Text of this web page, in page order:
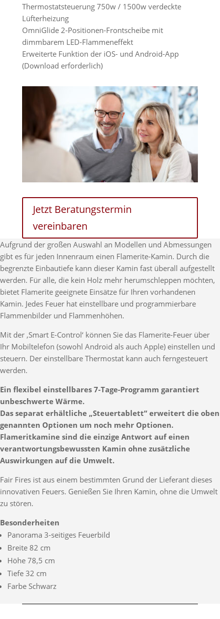
Thermostatsteuerung 750w / 1500w verdeckte
Lüfterheizung
OmniGlide 2-Positionen-Frontscheibe mit
dimmbarem LED-Flammeneffekt
Erweiterte Funktion der iOS- und Android-App
(Download erforderlich)
Jetzt Beratungstermin
vereinbaren
Aufgrund der großen Auswahl an Modellen und Abmessungen
gibt es für jeden Innenraum einen Flamerite-Kamin. Durch die
begrenzte Einbautiefe kann dieser Kamin fast überall aufgestellt
werden. Für alle, die kein Holz mehr herumschleppen möchten,
bietet Flamerite geeignete Einsätze für Ihren vorhandenen
Kamin. Jedes Feuer hat einstellbare und programmierbare
Flammenbilder und Flammenhöhen.
Mit der ‚Smart E-Control‘ können Sie das Flamerite-Feuer über
Ihr Mobiltelefon (sowohl Android als auch Apple) einstellen und
steuern. Der einstellbare Thermostat kann auch ferngesteuert
werden.
Ein flexibel einstellbares 7-Tage-Programm garantiert
unbeschwerte Wärme.
Das separat erhältliche „Steuertablett“ erweitert die oben
genannten Optionen um noch mehr Optionen.
Flameritkamine sind die einzige Antwort auf einen
verantwortungsbewussten Kamin ohne zusätzliche
Auswirkungen auf die Umwelt.
Fair Fires ist aus einem bestimmten Grund der Lieferant dieses
innovativen Feuers. Genießen Sie Ihren Kamin, ohne die Umwelt
zu stören.
Besonderheiten
Panorama 3-seitiges Feuerbild
Breite 82 cm
Höhe 78,5 cm
Tiefe 32 cm
Farbe Schwarz